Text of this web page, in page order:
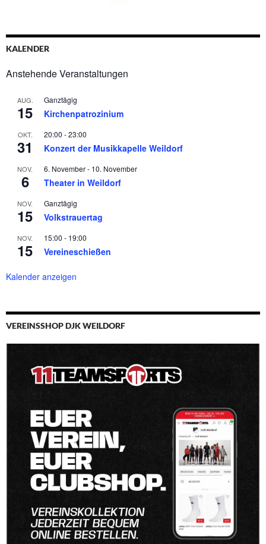
KALENDER
Anstehende Veranstaltungen
AUG.
15
Ganztägig
Kirchenpatrozinium
OKT.
31
20:00 -23:00
Konzert der Musikkapelle Weildorf
NOV.
6
6. November- 10. November
Theater in Weildorf
NOV.
15
Ganztägig
Volkstrauertag
NOV.
15
15:00 - 19:00
Vereineschießen
Kalender anzeigen
VEREINSSHOP DJK WEILDORF